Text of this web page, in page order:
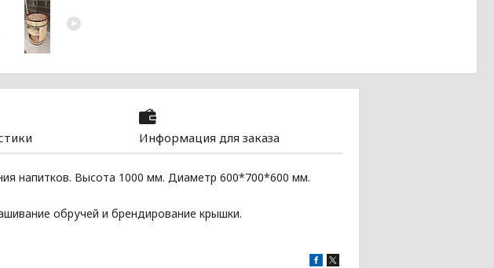
Информация для заказа
напитков. Высота 1000 мм. Диаметр 600*700*600 мм.
обручей и брендирование крышки.